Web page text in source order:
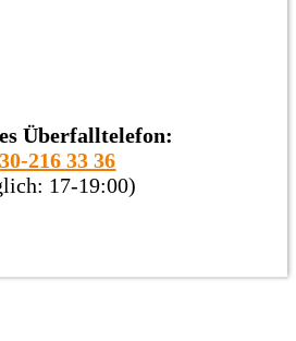
Überfalltelefon:
216 33 36
17-19:00)